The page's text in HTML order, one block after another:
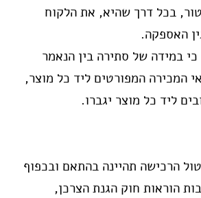
בכל דרך שהיא, את הלקוח
האספקה.
כי במידה של סתירה בין הנאמר
המכירה המפורטים ליד כל מוצר,
ליד כל מוצר יגברו.
הרכישה תהיינה בהתאם ובכפוף
הוראות חוק הגנת הצרכן,